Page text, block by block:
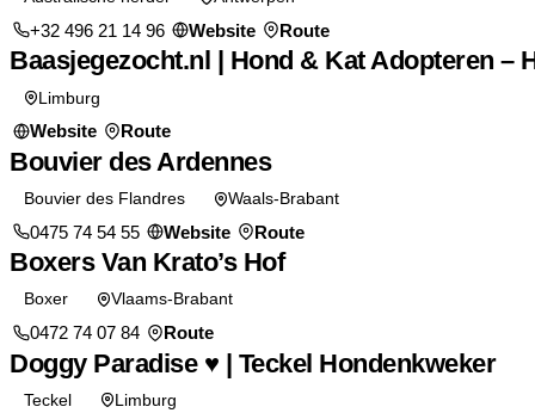
+32 496 21 14 96 Website Route
Baasjegezocht.nl | Hond & Kat Adopteren –
Limburg
Website Route
Bouvier des Ardennes
Bouvier des Flandres Waals-Brabant
0475 74 54 55 Website Route
Boxers Van Krato’s Hof
Boxer Vlaams-Brabant
0472 74 07 84 Route
Doggy Paradise ♥️ | Teckel Hondenkweker
Teckel Limburg